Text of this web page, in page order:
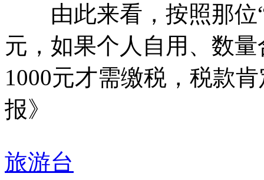
由此来看，按照那位“
元，如果个人自用、数
1000元才需缴税，税款
报》
旅游台